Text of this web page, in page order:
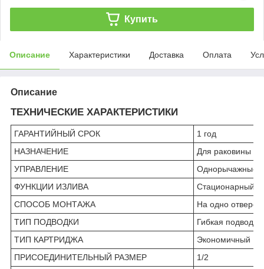
Купить
Описание Характеристики Доставка Оплата
Описание
ТЕХНИЧЕСКИЕ ХАРАКТЕРИСТИКИ
ГАРАНТИЙНЫЙ СРОК
1 год
НАЗНАЧЕНИЕ
Для раковины
УПРАВЛЕНИЕ
Однорычажные
ФУНКЦИИ ИЗЛИВА
Стационарный
СПОСОБ МОНТАЖА
На одно
ТИП ПОДВОДКИ
Гибкая подводка
ТИП КАРТРИДЖА
Экономичный
ПРИСОЕДИНИТЕЛЬНЫЙ РАЗМЕР
1/2